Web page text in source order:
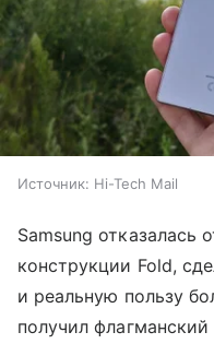
Источник: Hi-Tech Mail
Samsung отказалась
конструкции Fold,
и реальную пользу
получил